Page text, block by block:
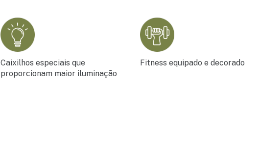
Caixilhos especiais que
proporcionam maior iluminação
Fitness equipado e decorado